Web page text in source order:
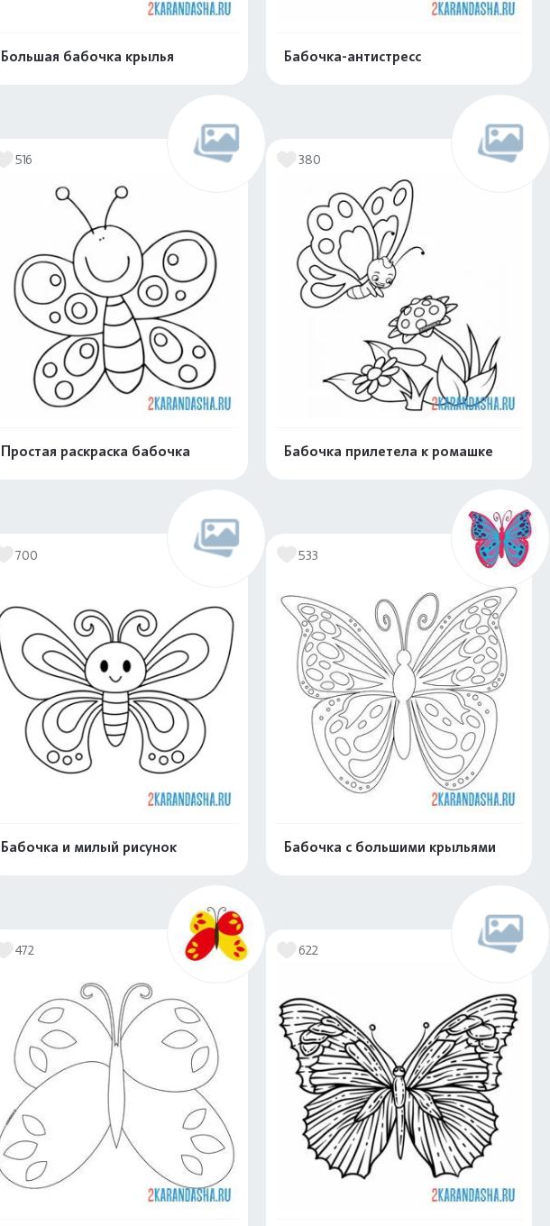
Большая бабочка крылья Бабочка-антистресс
516
Простая раскраска бабочка
380
Бабочка прилетела к ромашке
Распечатать и скачать
700
Бабочка и милый рисунок
533
Бабочка с большими крыльями
472 622